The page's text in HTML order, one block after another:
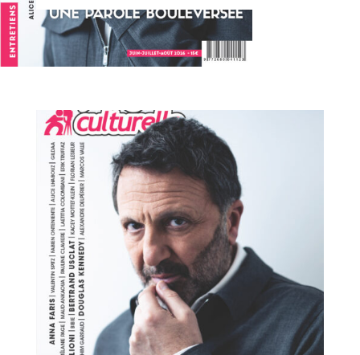
La Fringale Culturelle - Numéro 41
Trois invités prestigieux